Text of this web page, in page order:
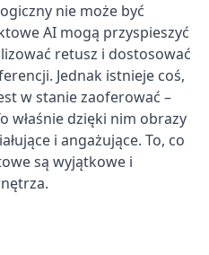
nie może być
AI mogą przyspieszyć
retusz i dostosować
Jednak istnieje coś,
w stanie zaoferować –
właśnie dzięki nim obrazy
i angażujące. To, co
są wyjątkowe i